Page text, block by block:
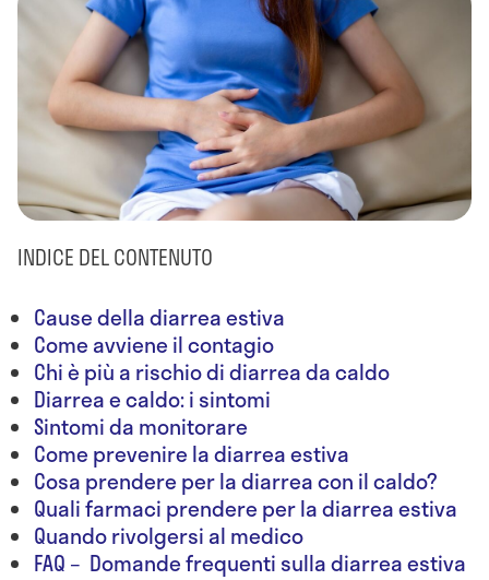
INDICE DEL CONTENUTO
Cause della diarrea estiva
Come avviene il contagio
Chi è più a rischio di diarrea da caldo
Diarrea e caldo: i sintomi
Sintomi da monitorare
Come prevenire la diarrea estiva
Cosa prendere per la diarrea con il caldo?
Quali farmaci prendere per la diarrea estiva
Quando rivolgersi al medico
FAQ – Domande frequenti sulla diarrea estiva